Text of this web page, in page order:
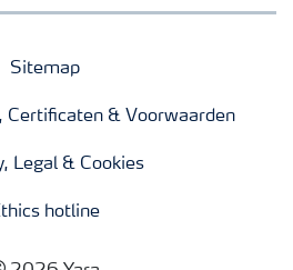
Sitemap
Certificaten & Voorwaarden
Legal & Cookies
hotline